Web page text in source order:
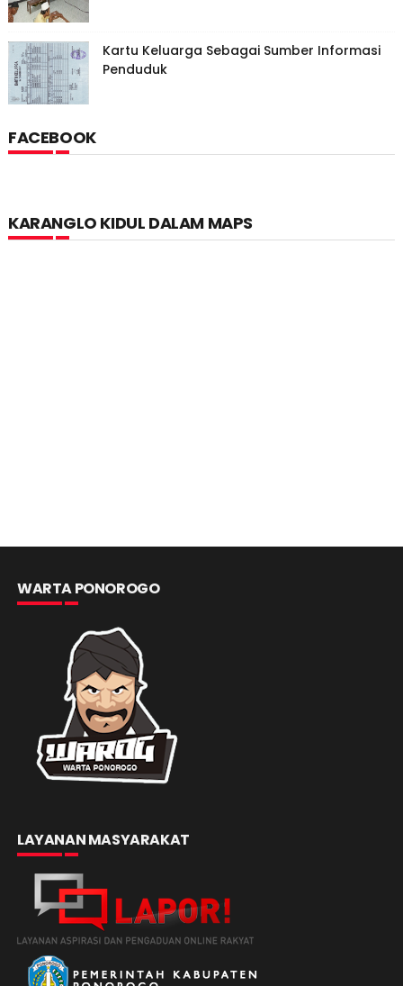
Kartu Keluarga Sebagai Sumber Informasi
Penduduk
FACEBOOK
KARANGLO KIDUL DALAM MAPS
WARTA PONOROGO
LAYANAN MASYARAKAT